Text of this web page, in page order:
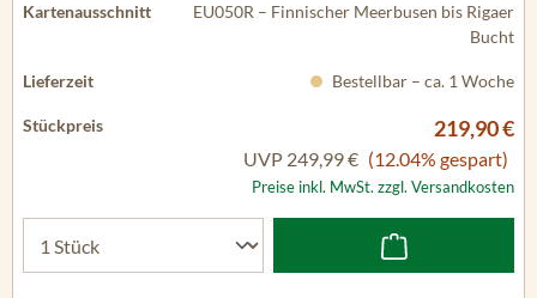
EU050R – Finnischer Meerbusen bis Rigaer
Bucht
Bestellbar – ca. 1 Woche
219,90 €
UVP 249,99 € (12.04% gespart)
Preise inkl. MwSt. zzgl. Versandkosten